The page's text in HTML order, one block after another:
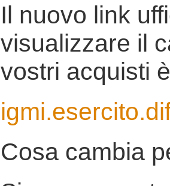
Il nuovo link
visualizzare il
vostri acquisti
Cosa cambia